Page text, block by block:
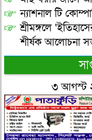
ন্যাশনাল টি
শ্রীমঙ্গলে
শীর্ষক আলোচনা
৩ আগস্ট